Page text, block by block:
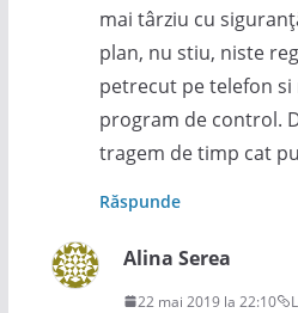
mai târziu cu
plan, nu stiu, niste
petrecut pe telefon
program de control.
tragem de timp cat
Răspunde
Alina Serea
22 mai 2019 la 22:10